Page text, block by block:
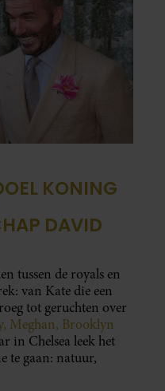
KONING
DAVID
tussen de royals en
van Kate die een
tot geruchten over
Meghan, Brooklyn
in Chelsea leek het
te gaan: natuur,